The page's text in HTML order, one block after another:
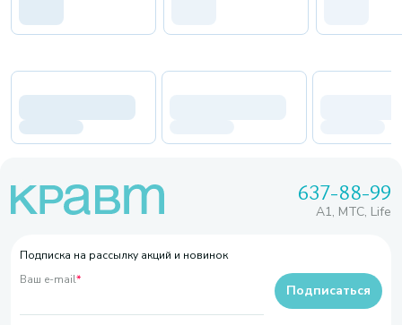
637-88-99
A1, МТС, Life
Подписка на рассылку акций и новинок
Ваш e-mail*
Подписаться